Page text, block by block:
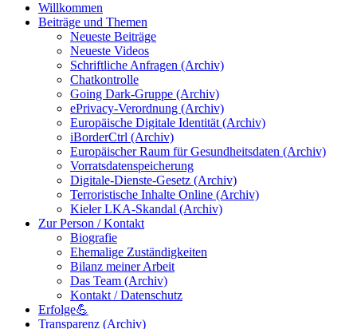
Willkommen
Beiträge und Themen
Neueste Beiträge
Neueste Videos
Schriftliche Anfragen (Archiv)
Chatkontrolle
Going Dark-Gruppe (Archiv)
ePrivacy-Verordnung (Archiv)
Europäische Digitale Identität (Archiv)
iBorderCtrl (Archiv)
Europäischer Raum für Gesundheitsdaten (Archiv)
Vorratsdatenspeicherung
Digitale-Dienste-Gesetz (Archiv)
Terroristische Inhalte Online (Archiv)
Kieler LKA-Skandal (Archiv)
Zur Person / Kontakt
Biografie
Ehemalige Zuständigkeiten
Bilanz meiner Arbeit
Das Team (Archiv)
Kontakt / Datenschutz
Erfolge💪
Transparenz (Archiv)